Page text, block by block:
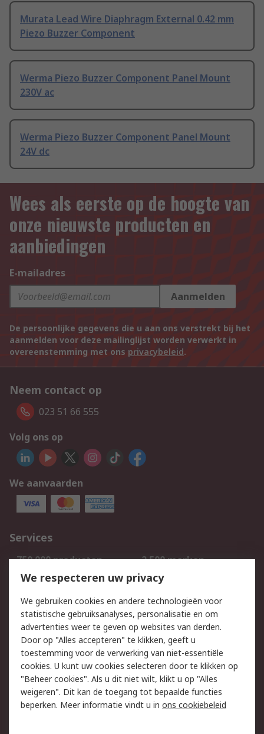
Murata Lead Wire Diaphragm External 0.42 mm
Piezo Buzzer Component
Werma Piezo Buzzer Component Panel Mount
230V ac
Werma Piezo Buzzer Component Panel Mount
24V dc
Wees als eerste op de hoogte van
onze nieuwste producten en
aanbiedingen
E-mailadres
Aanmelden
De persoonlijke gegevens die u aan ons verstrekt bij het
aanmelden voor deze mailinglijst worden verwerkt in
overeenstemming met ons privacybeleid.
Neem contact op
023 51 66 555
Volg ons op
We aanvaarden
Services
750.000 producten
2.500 merken
Bestellen
Inkoopoplossingen
Track & Trace
Wettelijk
Cookiebeleid
Email veiligheid
Privacybeleid
Websitevoorwaarden
Algemene
verkoopvoorwaarden
We respecteren uw privacy
We gebruiken cookies en andere technologieën voor
statistische gebruiksanalyses, personalisatie en om
advertenties weer te geven op websites van derden.
Door op "Alles accepteren" te klikken, geeft u
toestemming voor de verwerking van niet-essentiële
cookies. U kunt uw cookies selecteren door te klikken op
"Beheer cookies". Als u dit niet wilt, klikt u op "Alles
weigeren". Dit kan de toegang tot bepaalde functies
beperken. Meer informatie vindt u in ons cookiebeleid